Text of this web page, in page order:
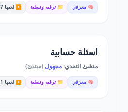
🧠 معرفي 📁 ترفيه وتسلية ▶️ لعبها 7
اسئلة حسابية
منشئ التحدي:مجهول (مبتدئ)
🧠 معرفي 📁 ترفيه وتسلية ▶️ لعبها 31